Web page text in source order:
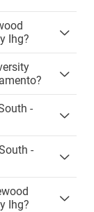
Ihg?
-
-
Ihg?